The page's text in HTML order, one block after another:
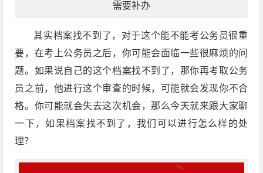
需要补办
其实档案找不到了，对于这个能不能考公务员很重
要，在考上公务员之后，你可能会面临一些很麻烦的问
题。如果说自己的这个档案找不到了，那你再考取公务
员之前，他进行这个审查的时候，可能就会发现你不合
格。你可能就会失去这次机会，那么今天就来跟大家聊
一下，如果档案找不到了，我们可以进行怎么样的处
理？